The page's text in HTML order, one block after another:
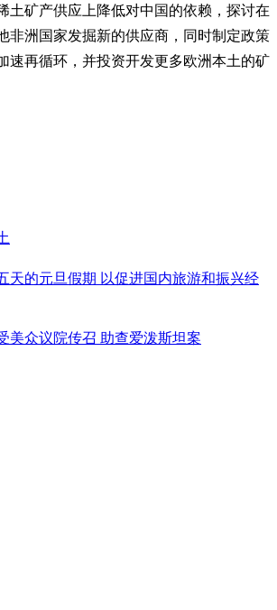
土矿产供应上降低对中国的依赖，探讨在
非洲国家发掘新的供应商，同时制定政策
速再循环，并投资开发更多欧洲本土的矿
天的元旦假期 以促进国内旅游和振兴经
美众议院传召 助查爱泼斯坦案